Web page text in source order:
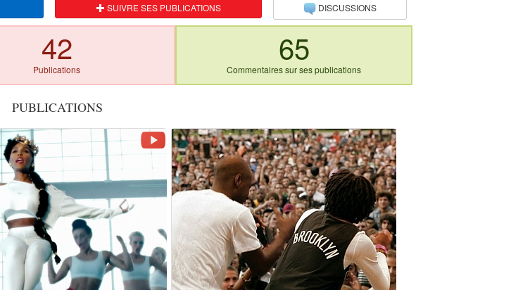
SUIVRE SES PUBLICATIONS DISCUSSIONS
42
Publications
65
Commentaires sur ses publications
PUBLICATIONS